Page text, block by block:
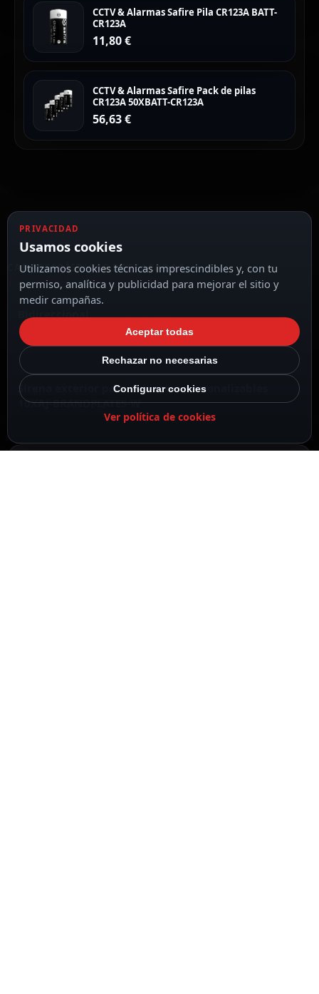
CCTV & Alarmas Safire Pila CR123A BATT-
CR123A
11,80€
CCTV & Alarmas Safire Pack de pilas
CR123A 50XBATT-CR123A
56,63€
CARACTERÍSTICAS DESTACADAS
VER TODAS LAS CARACTERÍSTICAS
Bidireccional
Sirena exterior para cubiertas personalizables
10XAJ-BRANDPLATES-W
PRIVACIDAD
Usamos cookies
Utilizamos cookies técnicas imprescindibles y, con tu
permiso, analítica y publicidad para mejorar el sitio y
medir campañas.
Aceptar todas
Rechazar no necesarias
Configurar cookies
Ver política de cookies